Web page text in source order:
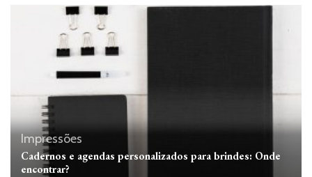
Impressões
Cadernos e agendas personalizados para brindes: Onde
encontrar?